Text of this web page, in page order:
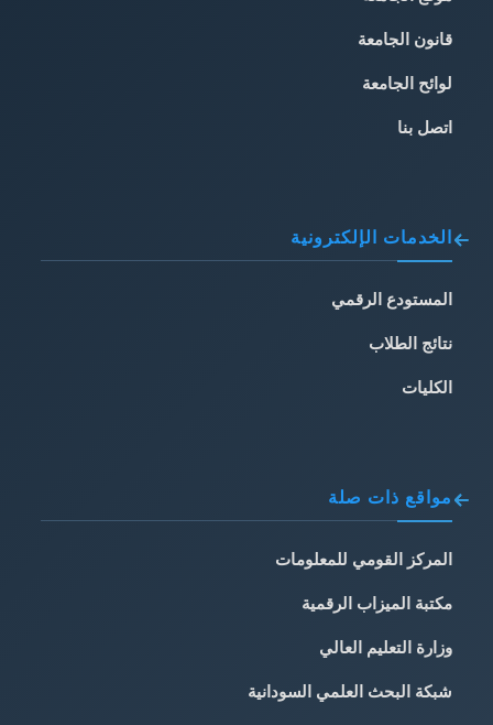
قانون الجامعة
لوائح الجامعة
اتصل بنا
الخدمات الإلكترونية
المستودع الرقمي
نتائج الطلاب
الكليات
مواقع ذات صلة
المركز القومي للمعلومات
مكتبة الميزاب الرقمية
وزارة التعليم العالي
شبكة البحث العلمي السودانية